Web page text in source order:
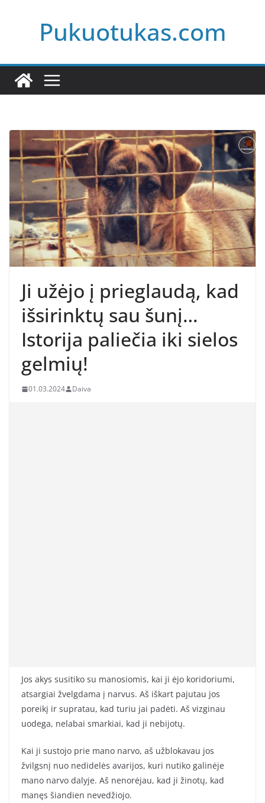
Pukuotukas.com
Ji užėjo į prieglaudą, kad
išsirinktų sau šunį…
Istorija paliečia iki sielos
gelmių!
01.03.2024 Daiva
Jos akys susitiko su manosiomis, kai ji ėjo koridoriumi,
atsargiai žvelgdama į narvus. Aš iškart pajutau jos
poreikį ir supratau, kad turiu jai padėti. Aš vizginau
uodega, nelabai smarkiai, kad ji nebijotų.
Kai ji sustojo prie mano narvo, aš užblokavau jos
žvilgsnį nuo nedidelės avarijos, kuri nutiko galinėje
mano narvo dalyje. Aš nenorėjau, kad ji žinotų, kad
manęs šiandien nevedžiojo.